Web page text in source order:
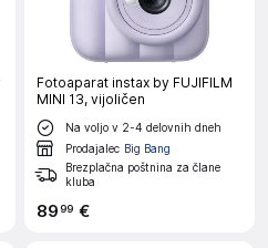
Fotoaparat instax by FUJIFILM
MINI 13, vijoličen
Na voljo v 2-4 delovnih dneh
Prodajalec Big Bang
Brezplačna poštnina za člane
kluba
8999 €